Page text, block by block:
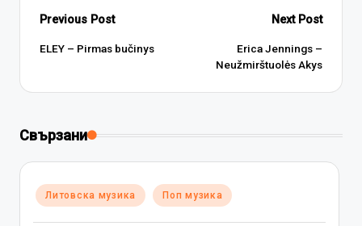
Post
navigation
Previous Post
ELEY – Pirmas bučinys
Next Post
Erica Jennings –
Neužmirštuolės Akys
Свързани
Posted
in
Литовска музика Поп музика